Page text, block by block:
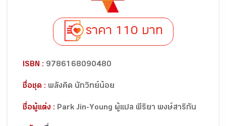
ราคา 110 บาท
ISBN : 9786168090480
ชื่อชุด : พลังคิด นักวิทย์น้อย
ชื่อผู้แต่ง : Park Jin-Young ผู้แปล พีริยา พงษ์สาริกัน